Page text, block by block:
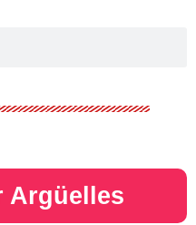
Argüelles​